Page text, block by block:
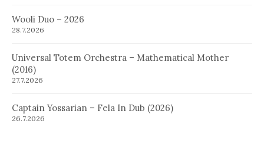
Wooli Duo – 2026
28.7.2026
Universal Totem Orchestra – Mathematical Mother
(2016)
27.7.2026
Captain Yossarian – Fela In Dub (2026)
26.7.2026